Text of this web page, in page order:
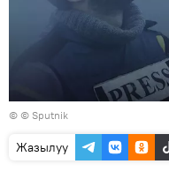
© © Sputnik
Жазылуу